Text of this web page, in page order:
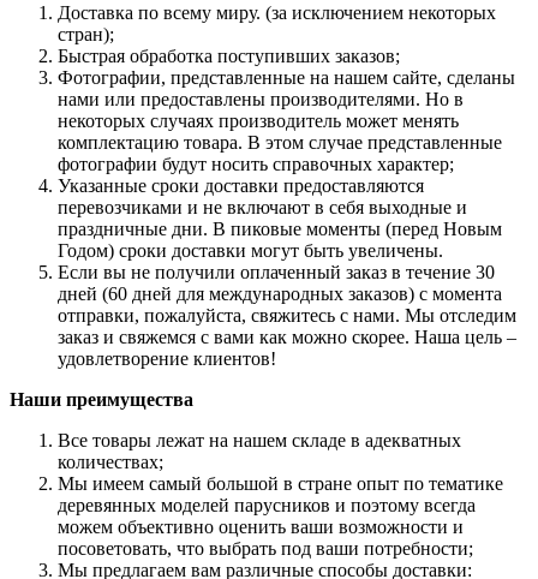
Доставка по всему миру. (за исключением некоторых
стран);
Быстрая обработка поступивших заказов;
Фотографии, представленные на нашем сайте, сделаны
нами или предоставлены производителями. Но в
некоторых случаях производитель может менять
комплектацию товара. В этом случае представленные
фотографии будут носить справочных характер;
Указанные сроки доставки предоставляются
перевозчиками и не включают в себя выходные и
праздничные дни. В пиковые моменты (перед Новым
Годом) сроки доставки могут быть увеличены.
Если вы не получили оплаченный заказ в течение 30
дней (60 дней для международных заказов) с момента
отправки, пожалуйста, свяжитесь с нами. Мы отследим
заказ и свяжемся с вами как можно скорее. Наша цель –
удовлетворение клиентов!
Наши преимущества
Все товары лежат на нашем складе в адекватных
количествах;
Мы имеем самый большой в стране опыт по тематике
деревянных моделей парусников и поэтому всегда
можем объективно оценить ваши возможности и
посоветовать, что выбрать под ваши потребности;
Мы предлагаем вам различные способы доставки: